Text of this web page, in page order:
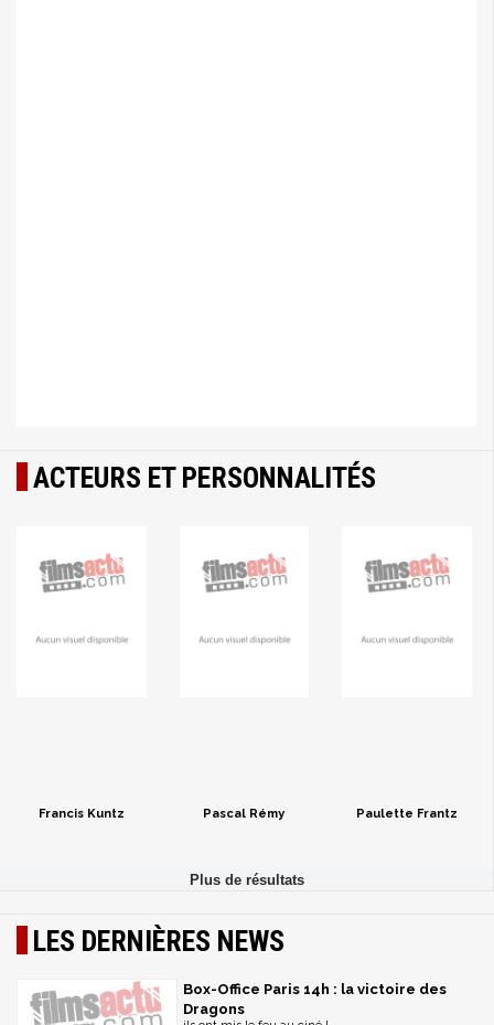
ACTEURS ET PERSONNALITÉS
Francis Kuntz Pascal Rémy Paulette Frantz
LES DERNIÈRES NEWS
Box-Office Paris 14h : la victoire des
Dragons